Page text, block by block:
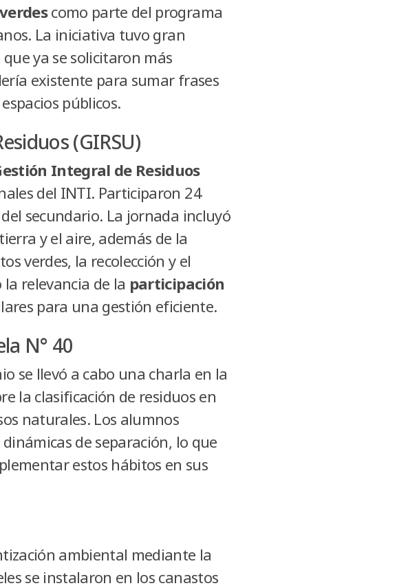
como parte del programa
La iniciativa tuvo gran
ya se solicitaron más
existente para sumar frases
públicos.
(GIRSU)
Integral de Residuos
del INTI. Participaron 24
secundario. La jornada incluyó
y el aire, además de la
verdes, la recolección y el
relevancia de la participación
para una gestión eficiente.
N° 40
se llevó a cabo una charla en la
la clasificación de residuos en
naturales. Los alumnos
de separación, lo que
estos hábitos en sus
ambiental mediante la
se instalaron en los canastos